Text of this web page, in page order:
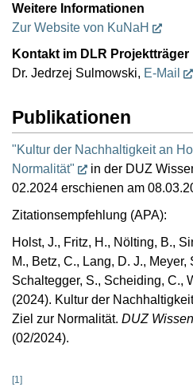
Weitere Informationen
Zur Website von KuNaH
Kontakt im DLR Projektträger
Dr. Jedrzej Sulmowski, E-Mail
Publikationen
"Kultur der Nachhaltigkeit an
Normalität"
in der DUZ
02.2024 erschienen am
Zitationsempfehlung (APA):
Holst, J., Fritz, H., Nölting, B.,
M., Betz, C., Lang, D. J., Meyer,
Schaltegger, S., Scheiding, C.,
(2024). Kultur der
Ziel zur Normalität. DUZ
(02/2024).
[1]